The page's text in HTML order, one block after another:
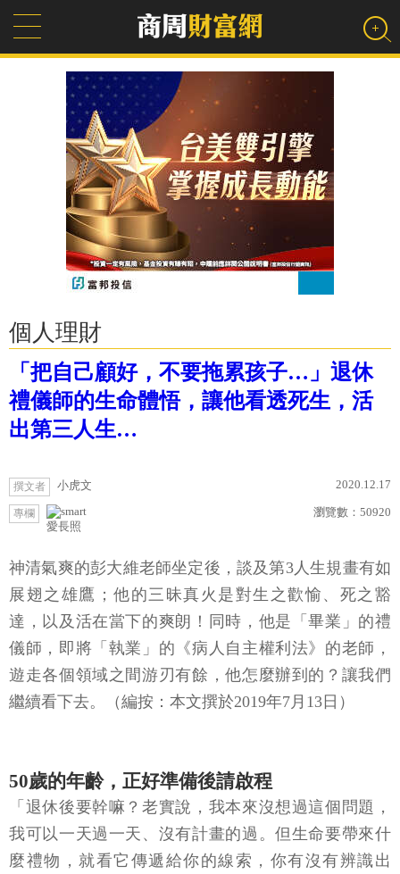
個人理財
「把自己顧好，不要拖累孩子…」退休
禮儀師的生命體悟，讓他看透死生，活
出第三人生…
撰文者 小虎文 2020.12.17
專欄
愛長照
瀏覽數： 50920
神清氣爽的彭大維老師坐定後，談及第3人生規畫有如
展翅之雄鷹；他的三昧真火是對生之歡愉、死之豁
達，以及活在當下的爽朗！同時，他是「畢業」的禮
儀師，即將「執業」的《病人自主權利法》的老師，
遊走各個領域之間游刃有餘，他怎麼辦到的？讓我們
繼續看下去。（編按：本文撰於2019年7月13日）
50歲的年齡，正好準備後請啟程
「退休後要幹嘛？老實說，我本來沒想過這個問題，
我可以一天過一天、沒有計畫的過。但生命要帶來什
麼禮物，就看它傳遞給你的線索，你有沒有辨識出